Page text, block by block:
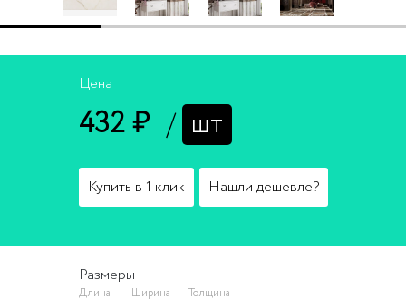
Цена
432 ₽ / шт
Купить в 1 клик Нашли дешевле?
Размеры
Длина Ширина Толщина